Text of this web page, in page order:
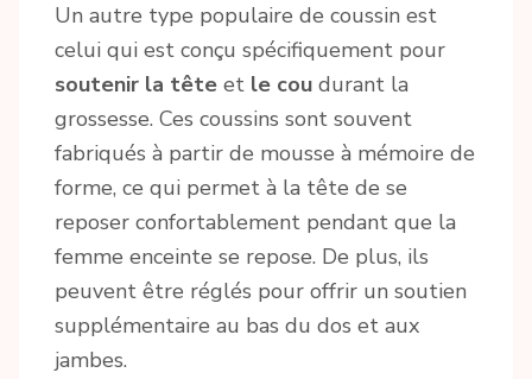
Un autre type populaire de coussin est
celui qui est conçu spécifiquement pour
soutenir la tête et le cou durant la
grossesse. Ces coussins sont souvent
fabriqués à partir de mousse à mémoire de
forme, ce qui permet à la tête de se
reposer confortablement pendant que la
femme enceinte se repose. De plus, ils
peuvent être réglés pour offrir un soutien
supplémentaire au bas du dos et aux
jambes.